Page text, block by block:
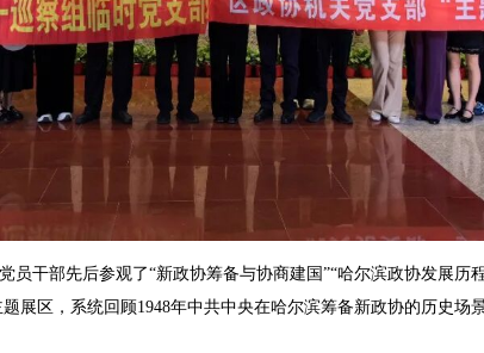
干部先后参观了“新政协筹备与协商建国”“哈尔滨政协发展历
展区，系统回顾1948年中共中央在哈尔滨筹备新政协的历史场